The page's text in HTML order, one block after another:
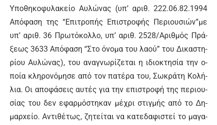
Υ­πο­θη­κο­φυλα­κεί­ο Αυ­λώ­νας (υπ’ α­ριθ. 222.06.82.1994
Α­πό­φα­ση της “Ε­πι­τρο­πής Ε­πι­στρο­φής Πε­ριου­σιών”με
υπ’ α­ριθ. 36 Πρω­τό­κολ­λο, υπ’ α­ριθ. 2528/Α­ριθ­μός Πρά­
ξε­ως 3633 Α­πό­φα­ση “Στο ό­νο­μα του λα­ού” του Δι­κα­στη­
ρί­ου Αυ­λώ­νας), του α­να­γνω­ρί­ζε­ται η ι­διο­κτη­σί­α την ο­
ποί­α κλη­ρο­νό­μη­σε α­πό τον πα­τέ­ρα του, Σω­κρά­τη Κο­λή­
λια. Οι α­πο­φά­σεις αυ­τές για την ε­πι­στρο­φή της πε­ριου­
σί­ας του δεν ε­φαρ­μό­στη­καν μέ­χρι στιγ­μής α­πό το Δη­
μαρxεί­ο. Α­ντι­θέ­τως, ζη­τεί­ται vα κα­τεδαφι­στεί το μα­γα­